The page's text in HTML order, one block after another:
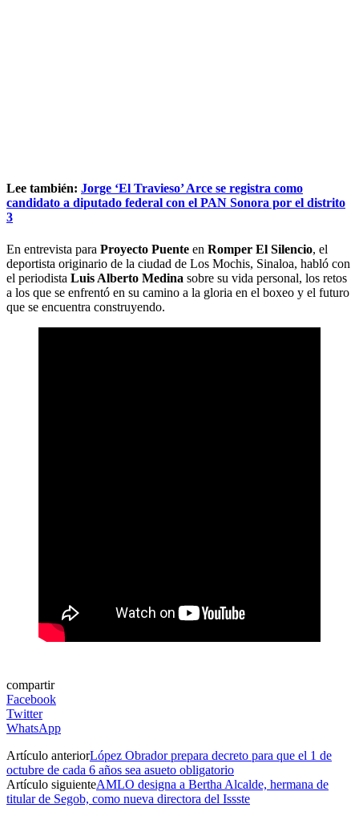
Lee también: Jorge ‘El Travieso’ Arce se registra como
candidato a diputado federal con el PAN Sonora por el distrito
3
En entrevista para Proyecto Puente en Romper El Silencio, el
deportista originario de la ciudad de Los Mochis, Sinaloa, habló con
el periodista Luis Alberto Medina sobre su vida personal, los retos
a los que se enfrentó en su camino a la gloria en el boxeo y el futuro
que se encuentra construyendo.
compartir
Facebook
Twitter
WhatsApp
Artículo anteriorLópez Obrador prepara decreto para que el 1 de
octubre de cada 6 años sea asueto obligatorio
Artículo siguienteAMLO designa a Bertha Alcalde, hermana de
titular de Segob, como nueva directora del Issste